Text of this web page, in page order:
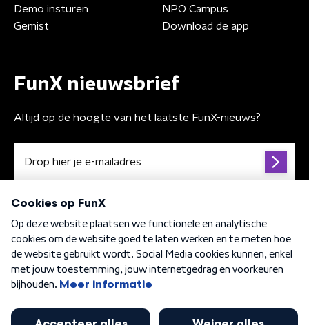
Demo insturen
Gemist
NPO Campus
Download de app
FunX nieuwsbrief
Altijd op de hoogte van het laatste FunX-nieuws?
Algemene voorwaarden Privacybeleid